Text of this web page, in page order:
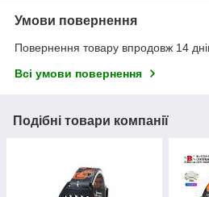
Умови повернення
Повернення товару впродовж 14
Всі умови повернення
Подібні товари компанії